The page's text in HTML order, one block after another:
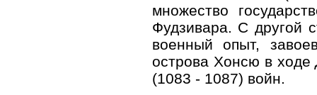
множество
Фудзивара. С другой
военный опыт,
острова Хонсю в ходе
(1083 - 1087) войн.